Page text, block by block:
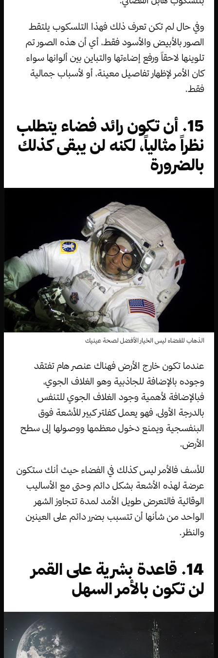
وفي حال لم تكن تعرف ذلك فهذا التلسكوب يلتقط
الصور بالأبيض والأسود فقط، أي أن هذه الصور تم
تلوينها لاحقاً ورفع إضاءتها والتباين بين ألوانها سواء
كان الأمر لإظهار تفاصيل معينة، أو لأسباب جمالية
فقط.
15. أن تكون رائد فضاء يتطلب
نظراً مثالياً، لكنه لن يبقى كذلك
بالضرورة
الذهاب للفضاء ليس الخيار الأفضل لصحة عينيك
عندما تكون خارج الأرض فهناك عنصر هام تفتقد
وجوده بالإضافة للجاذبية وهو الغلاف الجوي،
فبالإضافة لأهمية وجود الغلاف الجوي للتنفس
بالدرجة الأولى، فهو يعمل كفلتر كبير للأشعة فوق
البنفسجية ويمنع دخول معظمها ووصولها إلى سطح
الأرض.
للأسف فالأمر ليس كذلك في الفضاء حيث أنك ستكون
عرضة لهذه الأشعة بشكل دائم وحتى مع الأساليب
الوقائية فالتعرض طويل الأمد لمدة تتجاوز الشهر
الواحد من شأنها أن تتسبب بضرر دائم على العينين
والنظر.
14. قاعدة بشرية على القمر
لن تكون بالأمر السهل